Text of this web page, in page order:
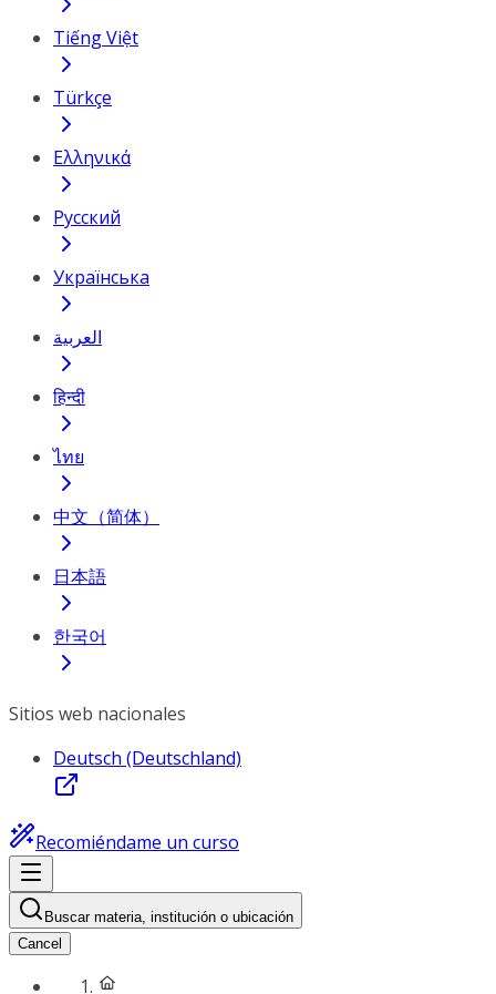
Tiếng Việt
Türkçe
Ελληνικά
Русский
Українська
العربية
हिन्दी
ไทย
中文（简体）
日本語
한국어
Sitios web nacionales
Deutsch (Deutschland)
Recomiéndame un curso
Buscar materia, institución o ubicación
Cancel